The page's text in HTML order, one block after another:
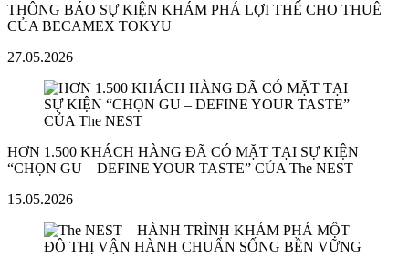
THÔNG BÁO SỰ KIỆN KHÁM PHÁ LỢI THẾ CHO THUÊ
CỦA BECAMEX TOKYU
27.05.2026
HƠN 1.500 KHÁCH HÀNG ĐÃ CÓ MẶT TẠI SỰ KIỆN
“CHỌN GU – DEFINE YOUR TASTE” CỦA The NEST
15.05.2026